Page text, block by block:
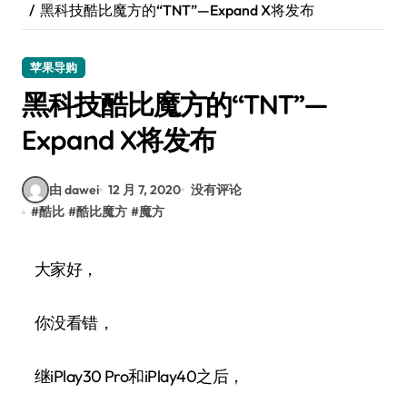
黑科技酷比魔方的“TNT”—Expand X将发布
苹果导购
黑科技酷比魔方的“TNT”—
Expand X将发布
由 dawei 12 月 7, 2020 没有评论
#酷比 #酷比魔方 #魔方
大家好，
你没看错，
继iPlay30 Pro和iPlay40之后，